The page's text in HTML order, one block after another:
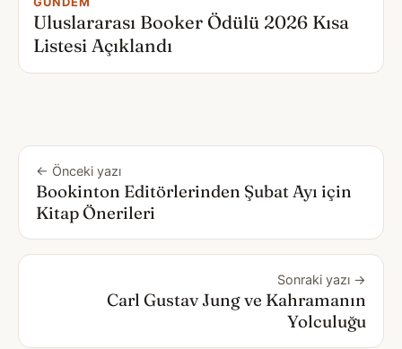
Uluslararası Booker Ödülü 2026 Kısa
Listesi Açıklandı
← Önceki yazı
Bookinton Editörlerinden Şubat Ayı için
Kitap Önerileri
Sonraki yazı →
Carl Gustav Jung ve Kahramanın
Yolculuğu